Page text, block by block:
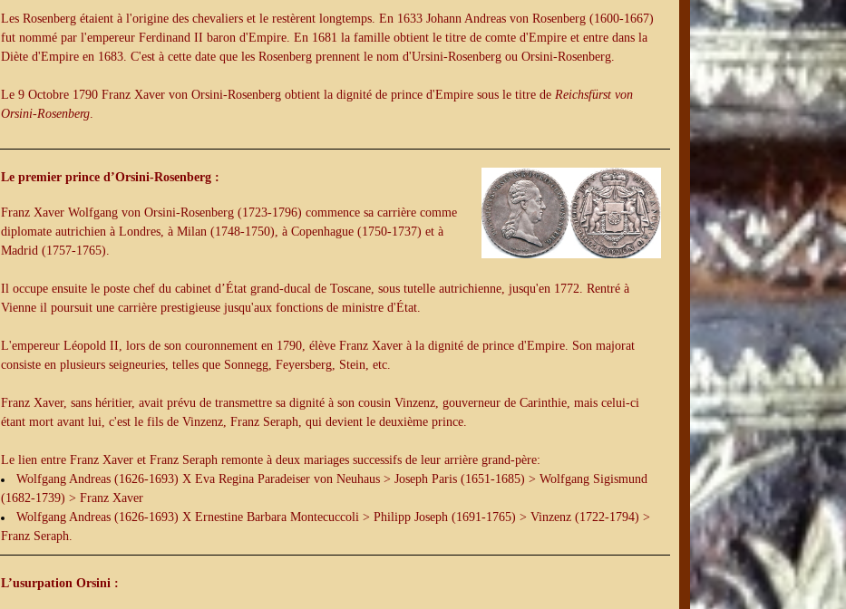
Les Rosenberg étaient à l'origine des chevaliers et le restèrent longtemps. En 1633 Johann Andreas von Rosenberg (1600-1667)
fut nommé par l'empereur Ferdinand II baron d'Empire. En 1681 la famille obtient le titre de comte d'Empire et entre dans la
Diète d'Empire en 1683. C'est à cette date que les Rosenberg prennent le nom d'Ursini-Rosenberg ou Orsini-Rosenberg.
Le 9 Octobre 1790 Franz Xaver von Orsini-Rosenberg obtient la dignité de prince d'Empire sous le titre de Reichsfürst von
Orsini-Rosenberg
Le premier prince d’Orsini-Rosenberg :
Franz Xaver Wolfgang von Orsini-Rosenberg (1723-1796) commence sa carrière comme
diplomate autrichien à Londres, à Milan (1748-1750), à Copenhague (1750-1737) et à
Madrid (1757-1765).
Il occupe ensuite le poste chef du cabinet d’État grand-ducal de Toscane, sous tutelle autrichienne, jusqu'en 1772. Rentré à
Vienne il poursuit une carrière prestigieuse jusqu'aux fonctions de ministre d'État.
L'empereur Léopold II, lors de son couronnement en 1790, élève Franz Xaver à la dignité de prince d'Empire. Son majorat
consiste en plusieurs seigneuries, telles que Sonnegg, Feyersberg, Stein, etc.
Franz Xaver, sans héritier, avait prévu de transmettre sa dignité à son cousin Vinzenz, gouverneur de Carinthie, mais celui-ci
étant mort avant lui, c'est le fils de Vinzenz, Franz Seraph, qui devient le deuxième prince.
Le lien entre Franz Xaver et Franz Seraph remonte à deux mariages successifs de leur arrière grand-père:
Wolfgang Andreas (1626-1693) X Eva Regina Paradeiser von Neuhaus > Joseph Paris (1651-1685) > Wolfgang Sigismund
(1682-1739) > Franz Xaver
Wolfgang Andreas (1626-1693) X Ernestine Barbara Montecuccoli > Philipp Joseph (1691-1765) > Vinzenz (1722-1794) >
Franz Seraph.
L’usurpation Orsini :